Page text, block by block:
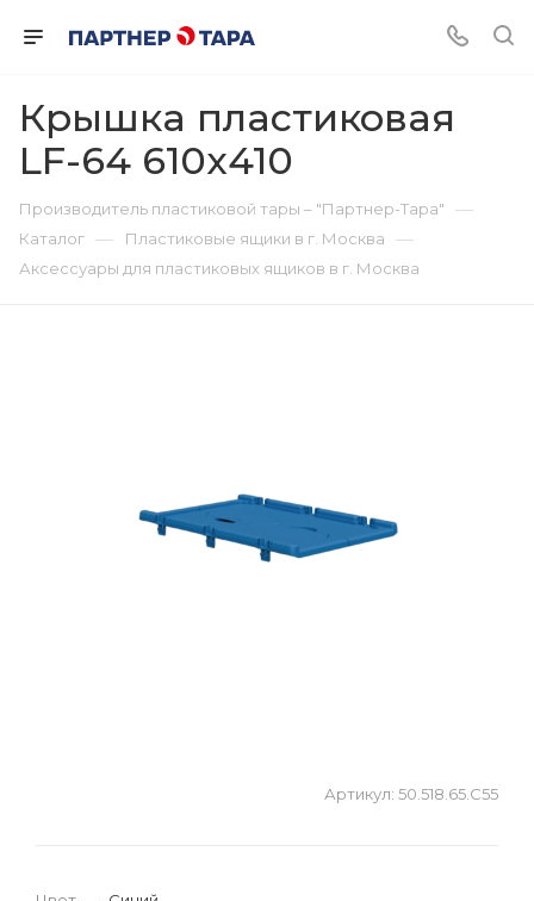
Крышка пластиковая
LF-64 610х410
Производитель пластиковой тары – "Партнер-Тара" —
Каталог — Пластиковые ящики в г. Москва —
Аксессуары для пластиковых ящиков в г. Москва
Артикул: 50.518.65.С55